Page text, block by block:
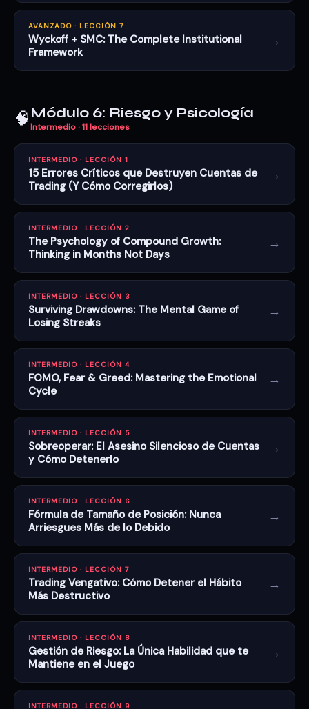
AVANZADO · LECCIÓN 7
Wyckoff + SMC: The Complete Institutional
Framework
→
🧠 Módulo 6: Riesgo y Psicología
Intermedio · 11 lecciones
INTERMEDIO · LECCIÓN 1
15 Errores Críticos que Destruyen Cuentas de
Trading (Y Cómo Corregirlos)
→
INTERMEDIO · LECCIÓN 2
The Psychology of Compound Growth:
Thinking in Months Not Days
→
INTERMEDIO · LECCIÓN 3
Surviving Drawdowns: The Mental Game of
Losing Streaks
→
INTERMEDIO · LECCIÓN 4
FOMO, Fear & Greed: Mastering the Emotional
Cycle
→
INTERMEDIO · LECCIÓN 5
Sobreoperar: El Asesino Silencioso de Cuentas
y Cómo Detenerlo
→
INTERMEDIO · LECCIÓN 6
Fórmula de Tamaño de Posición: Nunca
Arriesgues Más de lo Debido
→
INTERMEDIO · LECCIÓN 7
Trading Vengativo: Cómo Detener el Hábito
Más Destructivo
→
INTERMEDIO · LECCIÓN 8
Gestión de Riesgo: La Única Habilidad que te
Mantiene en el Juego
→
INTERMEDIO · LECCIÓN 9